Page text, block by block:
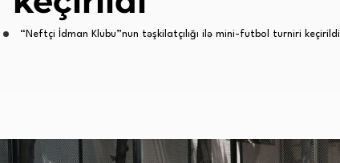
“Neftçi İdman Klubu”nun təşkilatçılığı ilə mini-futbol turniri keçirildi